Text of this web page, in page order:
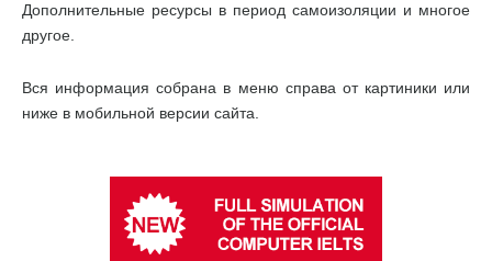
Дополнительные ресурсы в период самоизоляции и многое
другое.
Вся информация собрана в меню справа от картиники или
ниже в мобильной версии сайта.